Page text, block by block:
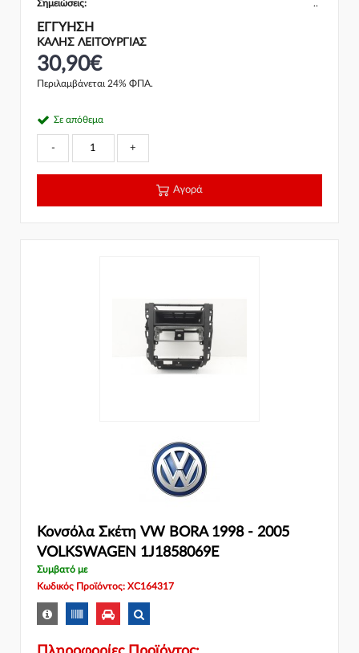
Σημειώσεις: ..
ΕΓΓΎΗΣΗ
ΚΑΛΗΣ ΛΕΙΤΟΥΡΓΙΑΣ
30,90€
Περιλαμβάνεται 24% ΦΠΑ.
Σε απόθεμα
- +
Αγορά
Κονσόλα Σκέτη VW BORA 1998 - 2005
VOLKSWAGEN 1J1858069E
Συμβατό με
Κωδικός Προϊόντος: XC164317